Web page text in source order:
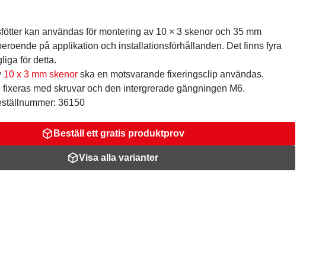
kan användas för montering av 10 × 3 skenor och 35 mm
på applikation och installationsförhållanden. Det finns fyra
för detta.
10 x 3 mm skenor ska en motsvarande fixeringsclip användas.
med skruvar och den intergrerade gängningen M6.
36150
Beställ ett gratis produktprov
Visa alla varianter